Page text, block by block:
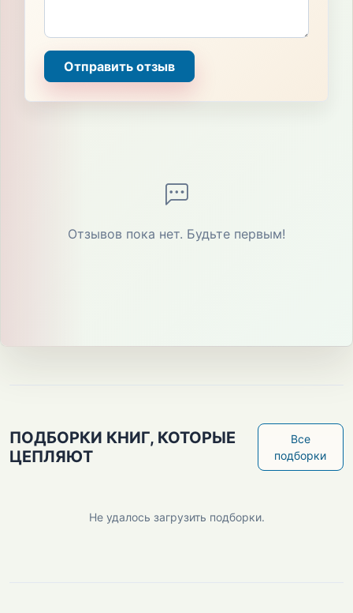
Отправить отзыв
Отзывов пока нет. Будьте первым!
ПОДБОРКИ КНИГ, КОТОРЫЕ
ЦЕПЛЯЮТ
Все
подборки
Не удалось загрузить подборки.